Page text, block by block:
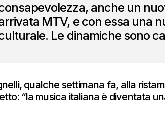
anche un
MTV, e con essa una
Le dinamiche sono
qualche settimana fa, alla
“la musica italiana è diventata